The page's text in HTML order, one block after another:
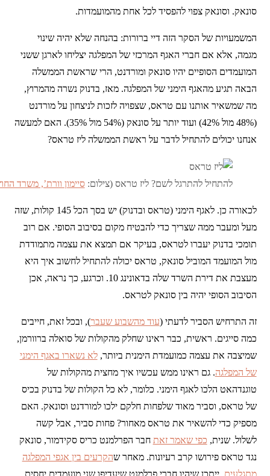
סונאק. וסונאק צפוי להפסיד לכל אחת מהמועמדות.
המשמעויות של הסקר הזה דיי ברורות: בהנחה שלא יהיה שינוי
מגמה, אלא אם חברי האגף המרכזי של המפלגה יצליחו לארגן ששני
המועמדים הסופיים יהיו סונאק ומורדנט, הרי שראשת הממשלה
הבאה תגיע מהאגף הימני של המפלגה. מאז, בדנוק נשרה מהמרוץ,
מה שמשאיר אותנו עם טראס, שצפויה לזכות לניצחון על מורדנט
(48% מול 42%) ועוד יותר על סונאק (54% מול 35%). האם למעשה
אנחנו יכולים להתחיל לדבר על ראשת הממשלה ליז טראס?
להתחיל להתרגל לשם? ליז טראס (צילום:סיימון וורת’, משרד
לכאורה כן. לאגף הימני (טראס ובדנוק) יש בסך הכל 145 קולות, שזה
מעל ומעבר ממה שצריך כדי להבטיח מקום בסיבוב הסופי. אם רוב
תומכי בדנוק יעברו לטראס, בעיקר אם תמצא את עצמה מתמודדת
מול המועמד המוביל סונאק, טראס יכולה להתחיל לחשוב איך היא
מעצבת את דירת השרד שלה בדאונינג 10. וכרגע, כך נראה, אכן
הסיבוב הסופי יהיה בין סונאק לטראס.
זה התרחיש הסביר לדעתי (עוד מהשבוע שעבר), ובכל זאת, חייבים
כמה סייגים. ראשית, כבר ראינו שחלק מהקולות של סואלה ברוורמן,
שמיצבה את עצמה כמועמדת הימנית ביותר, לא נשארו באגף הימני
של המפלגה. גם ראינו ממש עכשיו איך מחצית מהקולות של
טוגנדהאט הלכו לאגף הימני. כלומר, לא כל הקולות של בדנוק בכיס
של טראס, וסביר מאוד שלפחות חלקם ילכו למורדנט וסונאק. האם
מספיק כדי להשאיר את טראס מאחור? פחות סביר, אבל קשה
לשלול. שנית, כפי שאמר זאת חבר הפרלמנט כריס סקידמור, סונאק
נגד טראס פירושו קרב רעיונות. מאחר שהקרעים בין אגפי המפלגה
מתגלעים , ייתכן שיהיו חברי פרלמנט שיעדיפו שני מועמדים יחסית